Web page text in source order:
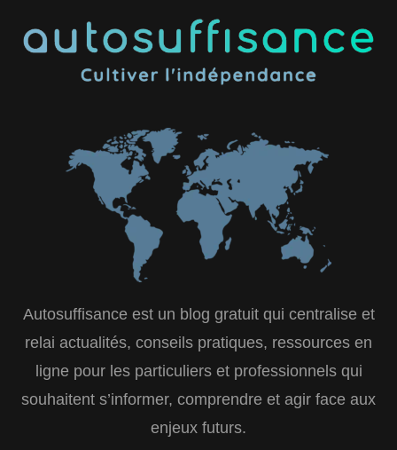
Autosuffisance est un blog gratuit qui centralise et
relai actualités, conseils pratiques, ressources en
ligne pour les particuliers et professionnels qui
souhaitent s’informer, comprendre et agir face aux
enjeux futurs.